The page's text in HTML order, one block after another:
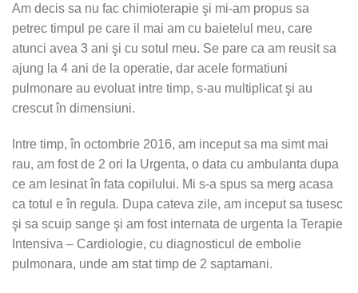
Am decis sa nu fac chimioterapie şi mi-am propus sa
petrec timpul pe care il mai am cu baietelul meu, care
atunci avea 3 ani şi cu sotul meu. Se pare ca am reusit sa
ajung la 4 ani de la operatie, dar acele formatiuni
pulmonare au evoluat intre timp, s-au multiplicat şi au
crescut în dimensiuni.
Intre timp, în octombrie 2016, am inceput sa ma simt mai
rau, am fost de 2 ori la Urgenta, o data cu ambulanta dupa
ce am lesinat în fata copilului. Mi s-a spus sa merg acasa
ca totul e în regula. Dupa cateva zile, am inceput sa tusesc
şi sa scuip sange şi am fost internata de urgenta la Terapie
Intensiva – Cardiologie, cu diagnosticul de embolie
pulmonara, unde am stat timp de 2 saptamani.